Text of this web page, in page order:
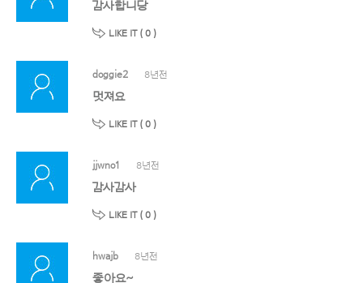
감사합니당
LIKE IT ( 0 )
doggie2 8년전
멋져요
LIKE IT ( 0 )
jjwno1 8년전
감사감사
LIKE IT ( 0 )
hwajb 8년전
좋아요~